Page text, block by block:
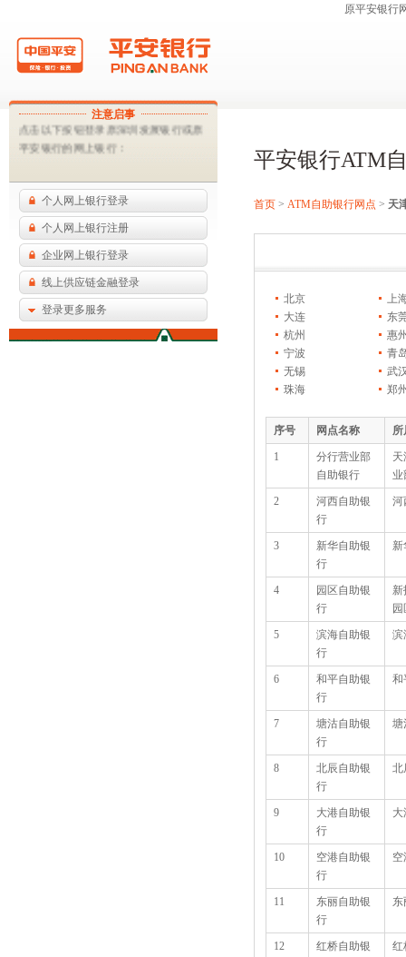
原平安银行
注意启事
这为平安银行合并后的过渡网页，您可
点击以下按钮登录原深圳发展银行或原
平安银行的网上银行：
个人网上银行登录
个人网上银行注册
企业网上银行登录
线上供应链金融登录
登录更多服务
平安银行ATM
首页 > ATM自助银行网点 > 天
北京
上
大连
东
杭州
惠
宁波
青
无锡
武
珠海
郑
序号 网点名称 所
1
分行营业部
自助银行
天
业
2
河西自助银
行
河
3
新华自助银
行
新
4
园区自助银
行
新
5
滨海自助银
行
滨
6
和平自助银
行
和
7
塘沽自助银
行
塘
8
北辰自助银
行
北
9
大港自助银
行
大
10
空港自助银
行
空
11
东丽自助银
行
东
12
红桥自助银
红